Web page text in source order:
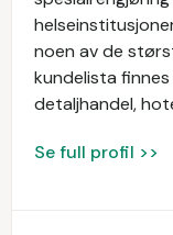
noen av de
kundelista
detaljhandel,
Se full profil >>